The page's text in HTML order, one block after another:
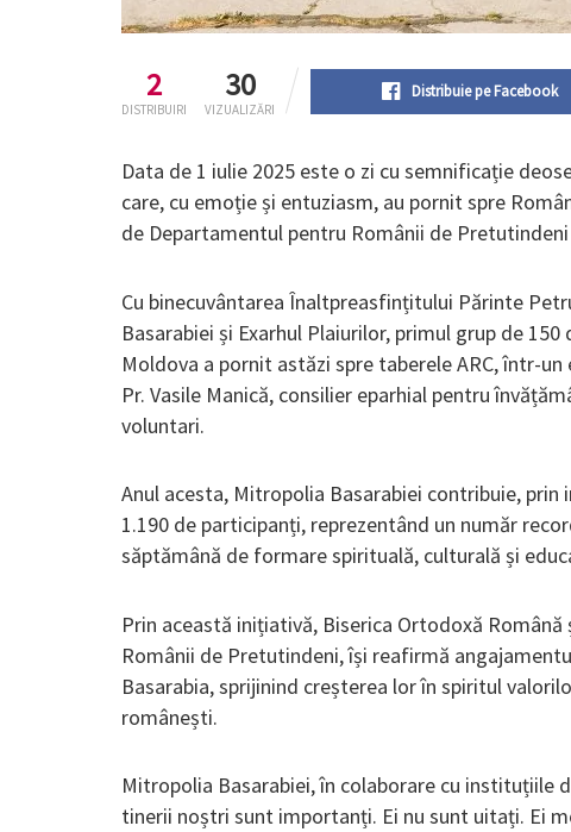
2
DISTRIBUIRI
30
VIZUALIZĂRI
Distribuie pe Facebook
Data de 1 iulie 2025 este o zi cu semnificație
care, cu emoție și entuziasm, au pornit spre
de Departamentul pentru Românii de Pretutindeni
Cu binecuvântarea Înaltpreasfințitului Părinte
Basarabiei și Exarhul Plaiurilor, primul grup de
Moldova a pornit astăzi spre taberele ARC, într-
Pr. Vasile Manică, consilier eparhial pentru
voluntari.
Anul acesta, Mitropolia Basarabiei contribuie,
1.190 de participanți, reprezentând un număr
săptămână de formare spirituală, culturală și
Prin această inițiativă, Biserica Ortodoxă
Românii de Pretutindeni, își reafirmă
Basarabia, sprijinind creșterea lor în spiritul
românești.
Mitropolia Basarabiei, în colaborare cu instituțiile
tinerii noștri sunt importanți. Ei nu sunt uitați. Ei